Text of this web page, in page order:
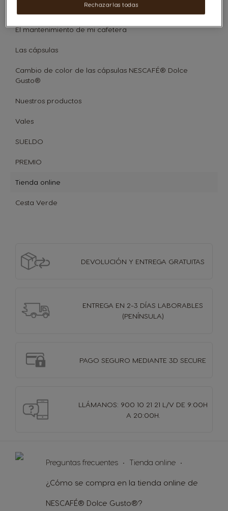
El mantenimiento de mi cafetera
Las cápsulas
Cambio de color de las cápsulas NESCAFÉ® Dolce
Gusto®
Nuestros productos
Vales
SUELDO
PREMIO
Tienda online
Cesta Verde
DEVOLUCIÓN Y ENTREGA GRATUITAS
ENTREGA EN 2-3 DÍAS LABORABLES
(PENÍNSULA)
PAGO SEGURO MEDIANTE 3D SECURE
LLÁMANOS: 900 10 21 21 L/V DE 9:00H
A 20:00H.
Preguntas frecuentes Tienda online
¿Cómo se compra en la tienda online de
NESCAFÉ® Dolce Gusto®?
Rechazarlas todas